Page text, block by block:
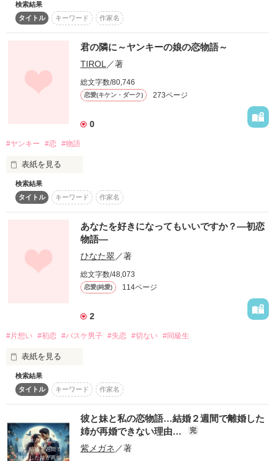
★★★★★★★★
“禁断の恋”
じゃなくて、
2012.1.28.START
香風りりｻﾏ
素敵なレビューをありがとうございました！
作品を読む
二人の恋が今、始まる。
小学生編＆中学生編の二部構成です!
楽しんで下されば幸いです。
生理がこなくて
15才の私は、妊娠検査をしに
さびれた産婦人科へ行った。
すると、穏やかで優しいイケメン医師が居て……。
最初は深刻
登場人物みんなイケメンで
心が揺れてしまいます。
検索結果
タイトル
キーワード 作家名
君の隣に～ヤンキーの娘の恋物語～
TIROL ／著
総文字数/80,746
恋愛(キケン・ダーク) 273ページ
0
#ヤンキー #恋 #物語
表紙を見る
私の両親は元ヤンキー。
だから、私も親に似て
気が強くて
喧嘩も強くて………
検索結果
タイトル
キーワード 作家名
あなたを好きになってもいいですか？―初恋
物語―
ひなた翠／著
総文字数/48,073
恋愛(純愛) 114ページ
2
#片想い #初恋 #バスケ男子 #失恋 #切ない #同級生
表紙を見る
高校の入学式
私は、初恋をしました
誰よりも強い意志をもった眼差しに
誰よりもピンと伸びた背筋に
検索結果
タイトル
キーワード 作家名
彼と妹と私の恋物語…結婚２週間で離婚した
姉が再婚できない理由…
完
紫メガネ ／著